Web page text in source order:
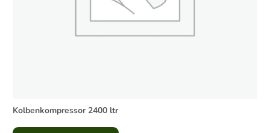
Kolbenkompressor 2400 ltr